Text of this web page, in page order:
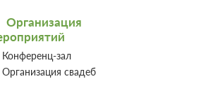
Организация
Конференц-зал
Организация свадеб